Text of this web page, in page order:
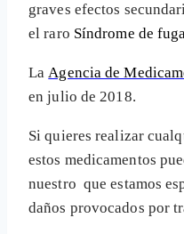
graves efectos
el raro Síndrome de
LaAgencia de
en julio de 2018.
Si quieres realizar
estos medicamentos
nuestro que estamos
daños provocados por